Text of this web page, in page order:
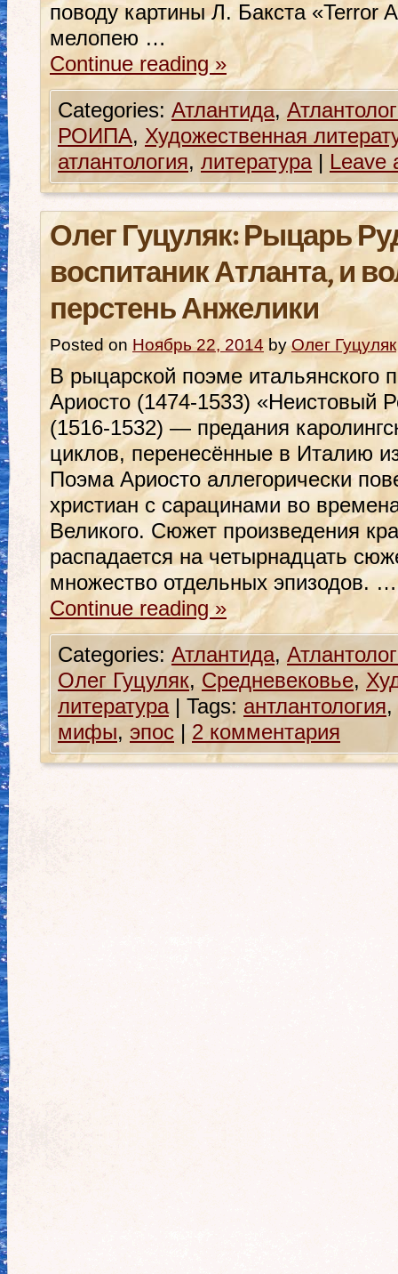
поводу картины Л. Бакста «Terror
мелопею …
Continue reading»
Categories: Атлантида,
РОИПА, Художественная
атлантология, литература | Leave
Олег Гуцуляк: Рыцарь
воспитаник Атланта, и
перстень Анжелики
Posted on Ноябрь 22, 2014 by Олег Гуцуляк
В рыцарской поэме итальянского
Ариосто (1474-1533) «Неистовый
(1516-1532) — предания
циклов, перенесённые в Италию
Поэма Ариосто аллегорически
христиан с сарацинами во
Великого. Сюжет произведения
распадается на четырнадцать
множество отдельных эпизодов. …
Continue reading»
Categories: Атлантида,
Олег Гуцуляк, Средневековье,
литература | Tags: антлантология,
мифы, эпос | 2 комментария